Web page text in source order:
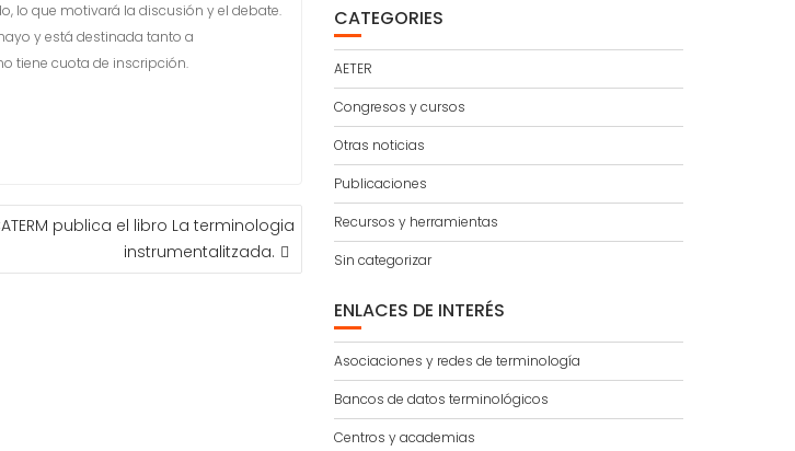
lo que motivará la discusión y el debate.
y está destinada tanto a
tiene cuota de inscripción.
publica el libro La terminologia
instrumentalitzada.
CATEGORIES
AETER
Congresos y cursos
Otras noticias
Publicaciones
Recursos y herramientas
Sin categorizar
ENLACES DE INTERÉS
Asociaciones y redes de terminología
Bancos de datos terminológicos
Centros y academias